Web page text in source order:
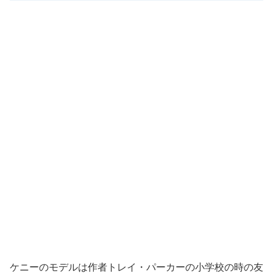
ケニーのモデルは作者トレイ・パーカーの小学校の時の友